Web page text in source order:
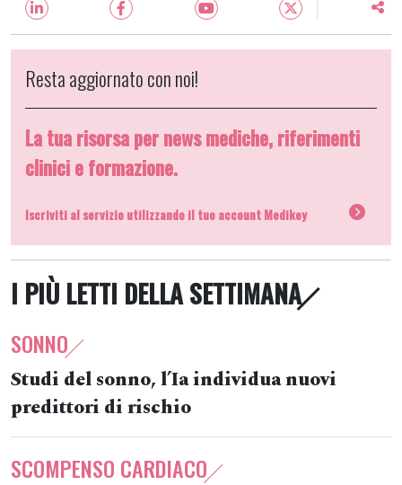
Resta aggiornato con noi!
La tua risorsa per news mediche, riferimenti
clinici e formazione.
Iscriviti al servizio utilizzando il tuo account Medikey
I PIÙ LETTI DELLA SETTIMANA
SONNO
Studi del sonno, l’Ia individua nuovi
predittori di rischio
SCOMPENSO CARDIACO